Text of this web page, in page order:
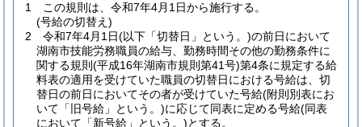
1
この規則は、令和7年4月1日から施行する。
(号給の切替え)
2
令和7年4月1日(以下「切替日」という。)の前日において
湖南市技能労務職員の給与、勤務時間その他の勤務条件に
関する規則 (平成16年湖南市規則第41号)第4条に規定する給
料表の適用を受けていた職員の切替日における号給は、切
替日の前日においてその者が受けていた号給(附則別表にお
いて「旧号給」という。)に応じて同表に定める号給(同表
において「新号給」という。)とする。